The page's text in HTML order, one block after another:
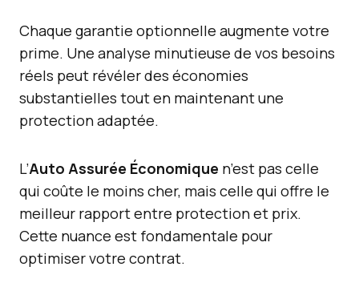
Chaque garantie optionnelle augmente votre
prime. Une analyse minutieuse de vos besoins
réels peut révéler des économies
substantielles tout en maintenant une
protection adaptée.
L’Auto Assurée Économique n’est pas celle
qui coûte le moins cher, mais celle qui offre le
meilleur rapport entre protection et prix.
Cette nuance est fondamentale pour
optimiser votre contrat.